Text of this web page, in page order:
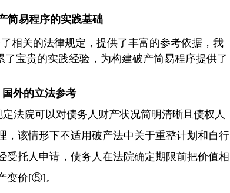
简易程序的实践基础
相关的法律规定，提供了丰富的参考依据，我
宝贵的实践经验，为构建破产简易程序提供了
国外的立法参考
法院可以对债务人财产状况简明清晰且债权人
，该情形下不适用破产法中关于重整计划和自行
托人申请，债务人在法院确定期限前把价值相
变价[⑤]。